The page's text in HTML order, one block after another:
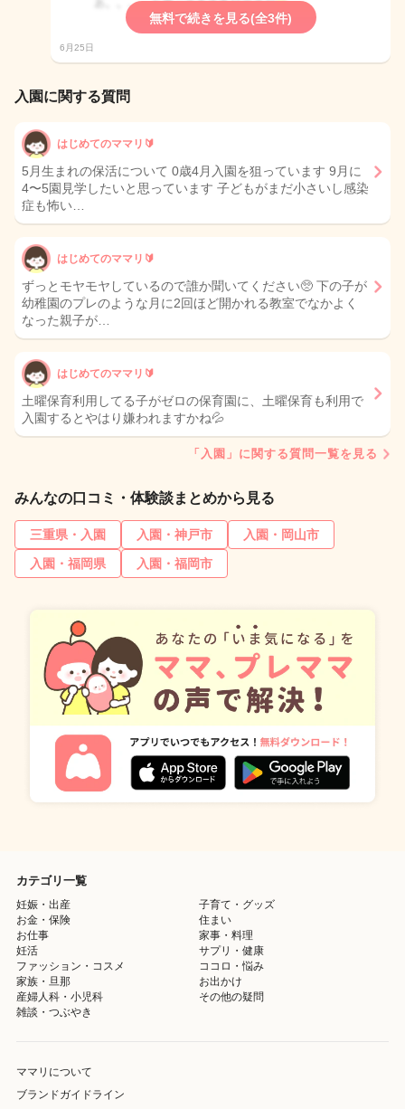
無料で続きを見る(全3件)
6月25日
入園に関する質問
はじめてのママリ🔰
5月生まれの保活について 0歳4月入園を狙っています 9月に
4〜5園見学したいと思っています 子どもがまだ小さいし感染
症も怖い…
はじめてのママリ🔰
ずっとモヤモヤしているので誰か聞いてください🥺 下の子が
幼稚園のプレのような月に2回ほど開かれる教室でなかよく
なった親子が…
はじめてのママリ🔰
土曜保育利用してる子がゼロの保育園に、土曜保育も利用で
入園するとやはり嫌われますかね💦
「入園」に関する質問一覧を見る
みんなの口コミ・体験談まとめから見る
三重県・入園 入園・神戸市
入園・岡山市
入園・福岡県
入園・福岡市
カテゴリ一覧
妊娠・出産
子育て・グッズ
お金・保険
住まい
お仕事
家事・料理
妊活
サプリ・健康
ファッション・コスメ
ココロ・悩み
家族・旦那
お出かけ
産婦人科・小児科
その他の疑問
雑談・つぶやき
ママリについて
ブランドガイドライン